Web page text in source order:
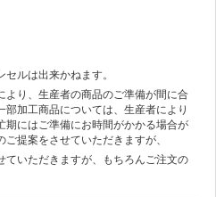
ルは出来かねます。
り、生産者の商品のご準備が間に合
加工商品については、生産者により
期にはご準備にお時間がかかる場合が
提案をさせていただきますが、
ていただきますが、もちろんご注文の